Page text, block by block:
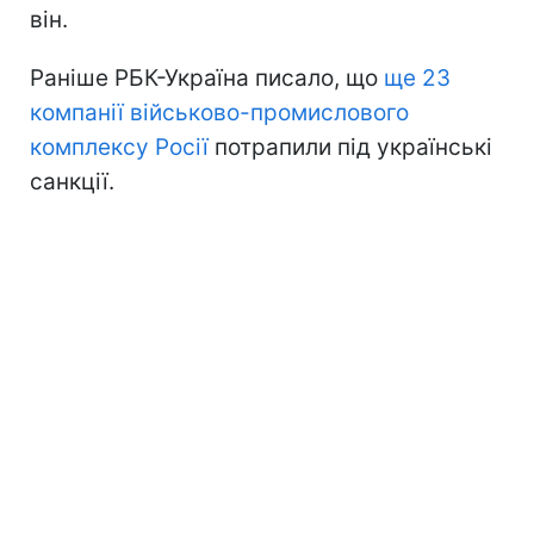
він.
Раніше РБК-Україна писало, що ще 23
компанії військово-промислового
комплексу Росіїпотрапили під українські
санкції.